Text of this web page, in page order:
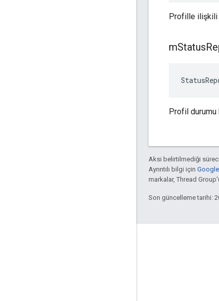
Profille ilişkili
mStatus
Profil durumu
Aksi belirtilmediği
Ayrıntılı bilgi için
markalar, Thread
Son güncelleme tarihi: